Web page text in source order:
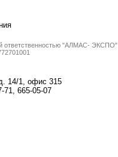
ответственностью "АЛМАС- ЭКСПО"
14/1, офис 315
71, 665-05-07